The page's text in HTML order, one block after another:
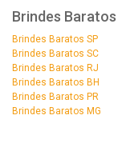
Brindes Baratos
Brindes Baratos SP
Brindes Baratos SC
Brindes Baratos RJ
Brindes Baratos BH
Brindes Baratos PR
Brindes Baratos MG